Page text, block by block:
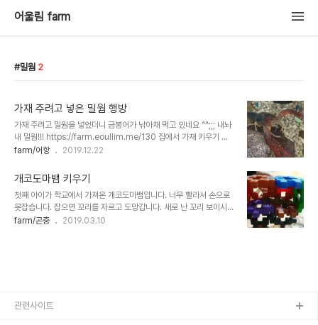
어울림 farm
밀웜 2
가재 주려고 넣은 밀웜 행방
가재 주려고 밀웜을 넣었더니 금붕어가 낚아채 먹고 있네요 ^^;;; 내놔
내 밀웜!!! https://farm.eoullim.me/130 집에서 가재 키우기 아
이가 학교에서 새끼 가재 4마리를 가져 왔어요 가재가 살 구피 어항
요 새끼 가재와 새끼 구피 배에 파란 줄이 있네요 가재 허물입니다 구
피.. farm.eoullim.me
farm/어항 2019.12.22
개코도마뱀 키우기
첫째 아이가 학교에서 가져온 개코도마뱀입니다. 너무 빨라서 손으로
못잡습니다. 잡으면 꼬리를 자르고 도망갑니다. 새로 난 꼬리 보이시
죠? 지금까지 두번 꼬리를 잘랐는데 잘린 꼬리는 병아리 주었습니다.
단하네요. 중간중간 밀웜 허물도 보이시죠? 물도 주긴하는데 안주어도
farm/곤충 2019.03.10
관련사이트